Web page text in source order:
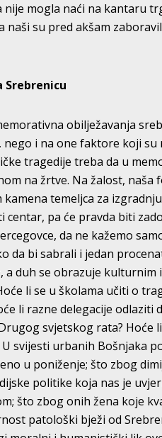
nije mogla naći na kantaru
naši su pred akšam
Srebrenicu
obilježavanja
nego i na one faktore koji
tragedije treba da u
na žrtve. Na žalost,
temeljca za
centar, pa će pravda biti
da ne kažemo
da bi sabrali i jedan
a duh se obrazuje
li se u školama učiti o
li razne delegacije odlaziti
svjetskog rata? Hoće
svijesti urbanih Bošnjaka
u poniženje; što zbog
politike koja nas je
što zbog onih žena koje
patološki bježi od